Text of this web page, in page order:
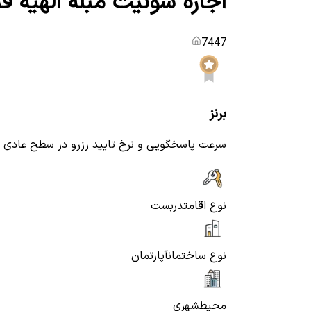
7447
برنز
سرعت پاسخگویی و نرخ تایید رزرو در سطح عادی
نوع اقامتدربست
نوع ساختمانآپارتمان
محیطشهری